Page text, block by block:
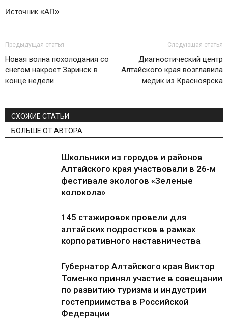
Источник «АП»
Предыдущая статья
Новая волна похолодания со
снегом накроет Заринск в
конце недели
Следующая статья
Диагностический центр
Алтайского края возглавила
медик из Красноярска
СХОЖИЕ СТАТЬИ
БОЛЬШЕ ОТ АВТОРА
Школьники из городов и районов
Алтайского края участвовали в 26-м
фестивале экологов «Зеленые
колокола»
145 стажировок провели для
алтайских подростков в рамках
корпоративного наставничества
Губернатор Алтайского края Виктор
Томенко принял участие в совещании
по развитию туризма и индустрии
гостеприимства в Российской
Федерации